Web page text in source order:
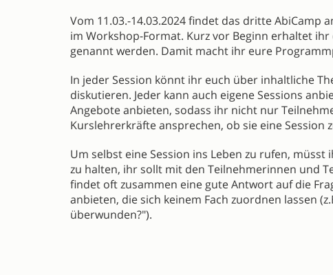
Vom 11.03.-14.03.2024 findet das dritte AbiCamp
im Workshop-Format. Kurz vor Beginn erhaltet
genannt werden. Damit macht ihr eure
In jeder Session könnt ihr euch über inhaltliche
diskutieren. Jeder kann auch eigene Sessions
Angebote anbieten, sodass ihr nicht nur
Kurslehrerkräfte ansprechen, ob sie eine
Um selbst eine Session ins Leben zu rufen,
zu halten, ihr sollt mit den Teilnehmerinnen und
findet oft zusammen eine gute Antwort auf die
anbieten, die sich keinem Fach zuordnen lassen
überwunden?").